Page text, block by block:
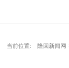
当前位置: 隆回新闻网